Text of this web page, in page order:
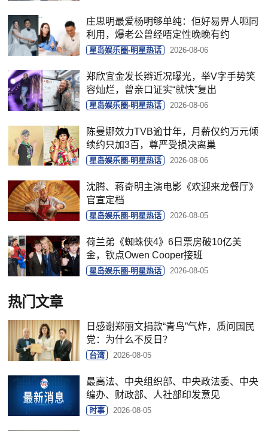
庄思明最爱杨明够单纯：佢好易畀人呃同
利用，爆老公曾经唔定性晚晚有约
星岛娱乐圈-明星热话 2026-08-06
郑欣宜金发长辫近况曝光，举V字手势笑
容灿烂，曾亲口证实“就快”复出
星岛娱乐圈-明星热话 2026-08-06
陈曼娜效力TVB逾廿年，月薪仅约万元倾
续约只加3百，尊严受损决离巢
星岛娱乐圈-明星热话 2026-08-06
沈腾、蒋奇明主演电影《欢迎来龙餐厅》
官宣定档
星岛娱乐圈-明星热话 2026-08-05
荷兰弟《蜘蛛侠4》6日票房破10亿美
金，钦点Owen Cooper接班
星岛娱乐圈-明星热话 2026-08-05
热门文章
日感谢郑丽文捐款“青鸟”气炸，质问国民
党：为什么不反日？
台湾 2026-08-05
最高法、中央组织部、中央政法委、中央
编办、财政部、人社部印发意见
时事 2026-08-05